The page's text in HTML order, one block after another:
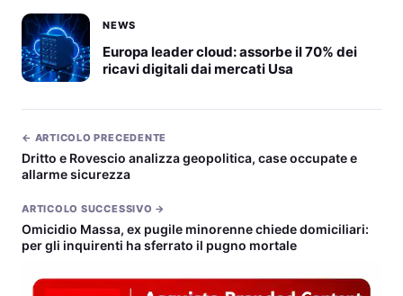
NEWS
Europa leader cloud: assorbe il 70% dei
ricavi digitali dai mercati Usa
← ARTICOLO PRECEDENTE
Dritto e Rovescio analizza geopolitica, case occupate e
allarme sicurezza
ARTICOLO SUCCESSIVO →
Omicidio Massa, ex pugile minorenne chiede domiciliari:
per gli inquirenti ha sferrato il pugno mortale